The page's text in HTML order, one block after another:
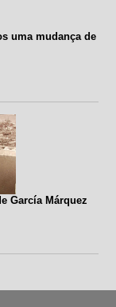
uma mudança de
García Márquez